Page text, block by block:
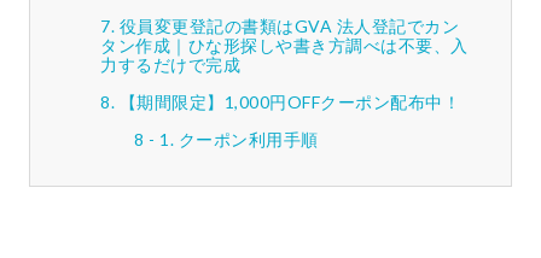
役員変更登記の書類はGVA 法人登記でカン
タン作成｜ひな形探しや書き方調べは不要、入
力するだけで完成
【期間限定】1,000円OFFクーポン配布中！
クーポン利用手順